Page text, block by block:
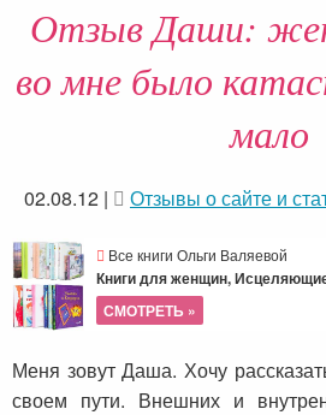
Отзыв Даши:
во мне было
мало
02.08.12 | Отзывы о сайте и
Все книги Ольги Валяевой
Книги для женщин,
СМОТРЕТЬ »
Меня зовут Даша. Хочу
своем пути. Внешних и